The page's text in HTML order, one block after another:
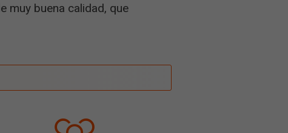
muy buena calidad, que